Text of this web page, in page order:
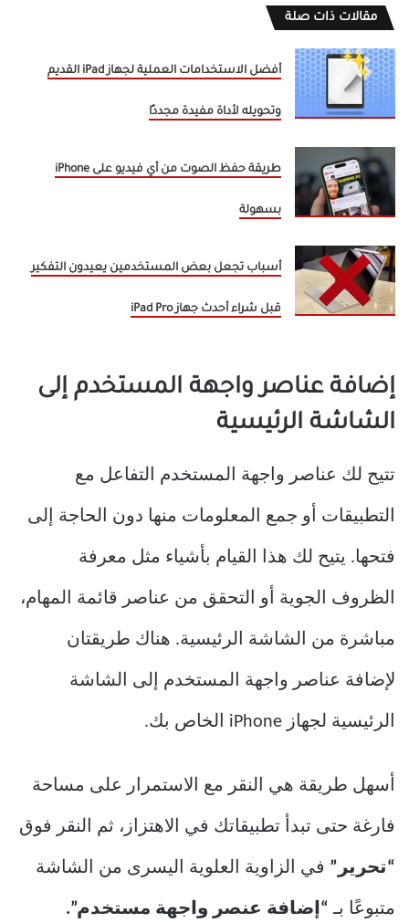
مقالات ذات صلة
أفضل الاستخدامات العملية لجهاز iPad القديم
وتحويله لأداة مفيدة مجددًا
طريقة حفظ الصوت من أي فيديو على iPhone
بسهولة
أسباب تجعل بعض المستخدمين يعيدون التفكير
قبل شراء أحدث جهاز iPad Pro
إضافة عناصر واجهة المستخدم إلى
الشاشة الرئيسية
تتيح لك عناصر واجهة المستخدم التفاعل مع
التطبيقات أو جمع المعلومات منها دون الحاجة إلى
فتحها. يتيح لك هذا القيام بأشياء مثل معرفة
الظروف الجوية أو التحقق من عناصر قائمة المهام،
مباشرة من الشاشة الرئيسية. هناك طريقتان
لإضافة عناصر واجهة المستخدم إلى الشاشة
الرئيسية لجهاز iPhone الخاص بك.
أسهل طريقة هي النقر مع الاستمرار على مساحة
فارغة حتى تبدأ تطبيقاتك في الاهتزاز، ثم النقر فوق
“تحرير” في الزاوية العلوية اليسرى من الشاشة
متبوعًا بـ “إضافة عنصر واجهة مستخدم”.